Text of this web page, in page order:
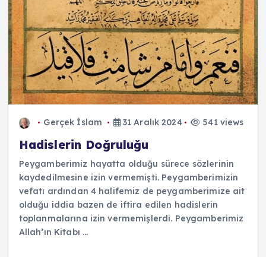
Gerçek İslam 31 Aralık 2024 541 views
Hadislerin Doğruluğu
Peygamberimiz hayatta olduğu sürece sözlerinin
kaydedilmesine izin vermemişti. Peygamberimizin
vefatı ardından 4 halifemiz de peygamberimize ait
olduğu iddia bazen de iftira edilen hadislerin
toplanmalarına izin vermemişlerdi. Peygamberimiz
Allah’ın Kitabı ...